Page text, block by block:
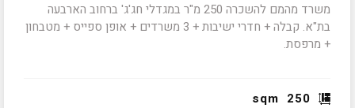
משרד מהמם להשכרה 250 מ"ר במגדלי חג'ג' ברחוב הארבעה
בת"א. קבלה + חדרי ישיבות + 3 משרדים + אופן ספייס + מטבחון
+ מרפסת.
sqm 250